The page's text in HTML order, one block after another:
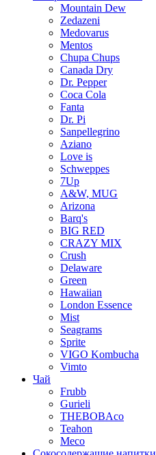
Mountain Dew
Zedazeni
Medovarus
Mentos
Chupa Chups
Canada Dry
Dr. Pepper
Coca Cola
Fanta
Dr. Pi
Sanpellegrino
Aziano
Love is
Schweppes
7Up
A&W, MUG
Arizona
Barq's
BIG RED
CRAZY MIX
Crush
Delaware
Green
Hawaiian
London Essence
Mist
Seagrams
Sprite
VIGO Kombucha
Vimto
Чай
Frubb
Gurieli
THEBOBAco
Teahon
Meco